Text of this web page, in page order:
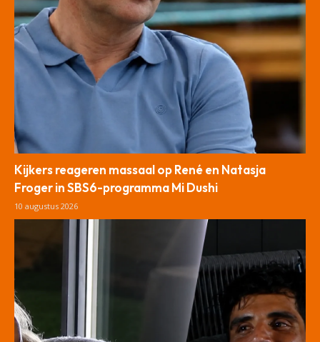
Kijkers reageren massaal op René en Natasja
Froger in SBS6-programma Mi Dushi
10 augustus 2026